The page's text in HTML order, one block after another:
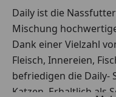
Daily ist die
Mischung
Dank einer Vielzahl
Fleisch, Innereien,
befriedigen die Daily-
Katzen. Erhaltlich als